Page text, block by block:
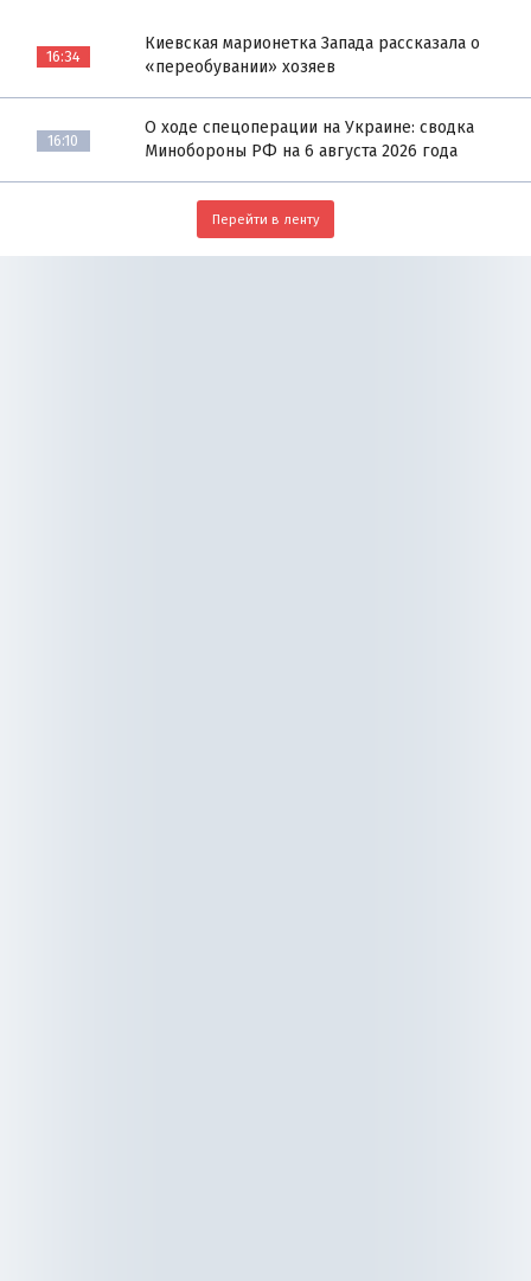
16:34
Киевская марионетка Запада рассказала о
«переобувании» хозяев
16:10
О ходе спецоперации на Украине: сводка
Минобороны РФ на 6 августа 2026 года
Перейти в ленту